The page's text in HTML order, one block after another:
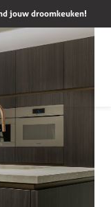
jouw droomkeuken!